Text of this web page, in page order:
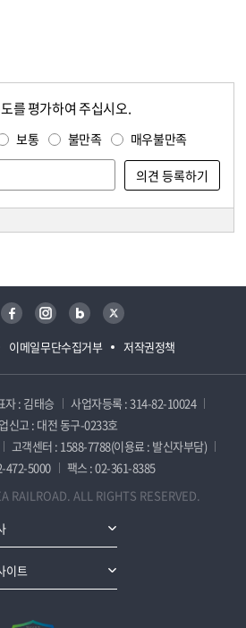
를 평가하여 주십시오.
보통 불만족 매우불만족
이메일무단수집거부 저작권정책
페이스북 인스타그램 블로그 트위터
자 : 김태승
사업자등록 : 314-82-10024
신고 : 대전 동구-0233호
고객센터 : 1588-7788(이용료 : 발신자부담)
472-5000
팩스 : 02-361-8385
RAILROAD. ALL RIGHTS RESERVED.
이트